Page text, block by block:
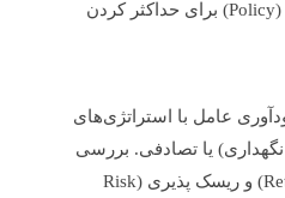
بهینه‌سازی سیاست (Policy) برای حداکثر کردن
با استراتژی‌های
یا تصادفی. بررسی
نرخ بازده (Return Rate) و ریسک پذیری (Risk